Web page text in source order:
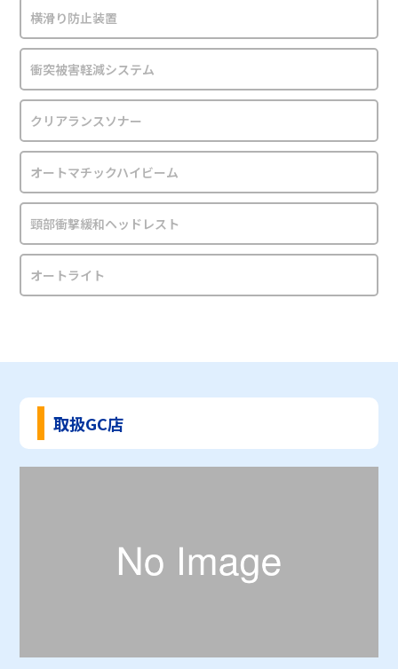
横滑り防止装置
衝突被害軽減システム
クリアランスソナー
オートマチックハイビーム
頸部衝撃緩和ヘッドレスト
オートライト
取扱GC店